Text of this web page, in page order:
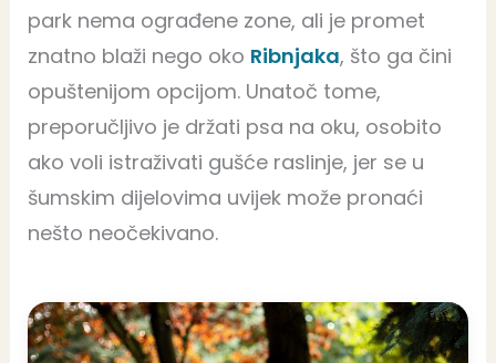
park nema ograđene zone, ali je promet
znatno blaži nego oko Ribnjaka, što ga čini
opuštenijom opcijom. Unatoč tome,
preporučljivo je držati psa na oku, osobito
ako voli istraživati gušće raslinje, jer se u
šumskim dijelovima uvijek može pronaći
nešto neočekivano.